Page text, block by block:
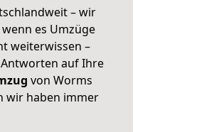
– wir
es Umzüge
weiterwissen –
auf Ihre
von Worms
wir haben immer